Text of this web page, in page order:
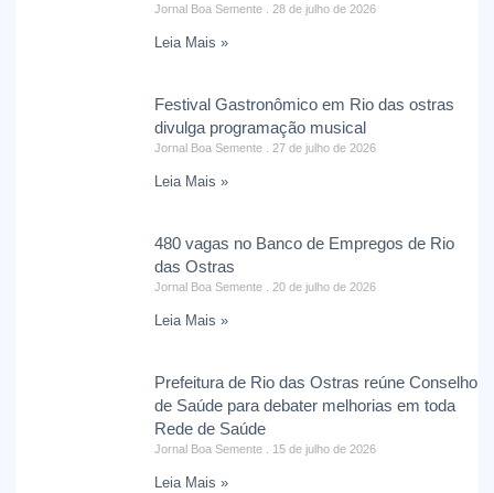
Jornal Boa Semente 28 de julho de 2026
Leia Mais »
Festival Gastronômico em Rio das ostras
divulga programação musical
Jornal Boa Semente 27 de julho de 2026
Leia Mais »
480 vagas no Banco de Empregos de Rio
das Ostras
Jornal Boa Semente 20 de julho de 2026
Leia Mais »
Prefeitura de Rio das Ostras reúne Conselho
de Saúde para debater melhorias em toda
Rede de Saúde
Jornal Boa Semente 15 de julho de 2026
Leia Mais »